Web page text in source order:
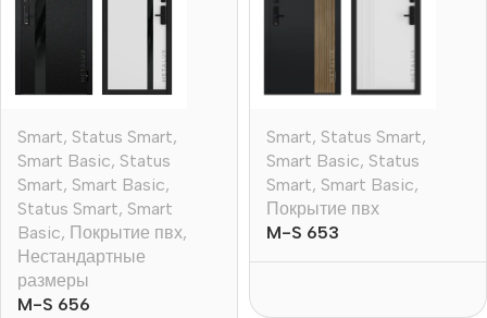
Smart, Status Smart,
Smart Basic, Status
Smart, Smart Basic,
Status Smart, Smart
Basic, Покрытие пвх,
Нестандартные
размеры
M-S 656
Smart, Status Smart,
Smart Basic, Status
Smart, Smart Basic,
Покрытие пвх
M-S 653